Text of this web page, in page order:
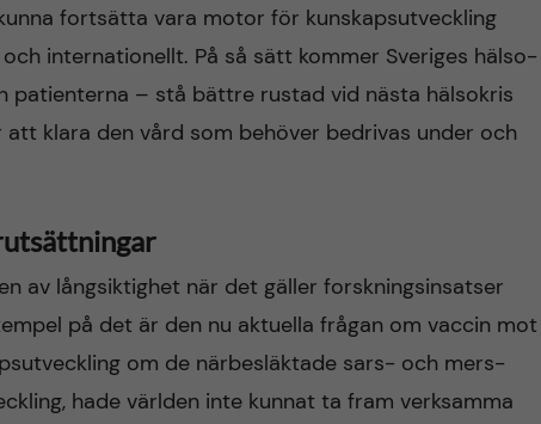
fortsätta vara motor för kunskapsutveckling
internationellt. På så sätt kommer Sveriges hälso-
patienterna – stå bättre rustad vid nästa hälsokris
klara den vård som behöver bedrivas under och
av långsiktighet när det gäller forskningsinsatser
på det är den nu aktuella frågan om vaccin mot
om de närbesläktade sars- och mers-
hade världen inte kunnat ta fram verksamma